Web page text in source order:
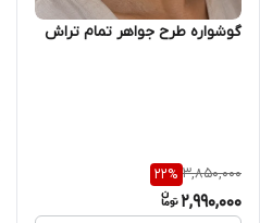
گوشواره طرح جواهر تمام تراش
3,850,000
22%
2,990,000